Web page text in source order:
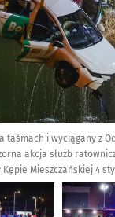
taśmach i wyciągany z
akcja służb
Mieszczańskiej 4